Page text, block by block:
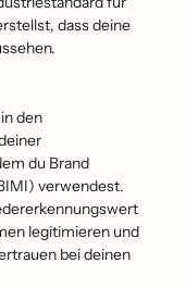
dass deine
den
du Brand
verwendest.
legitimieren und
bei deinen